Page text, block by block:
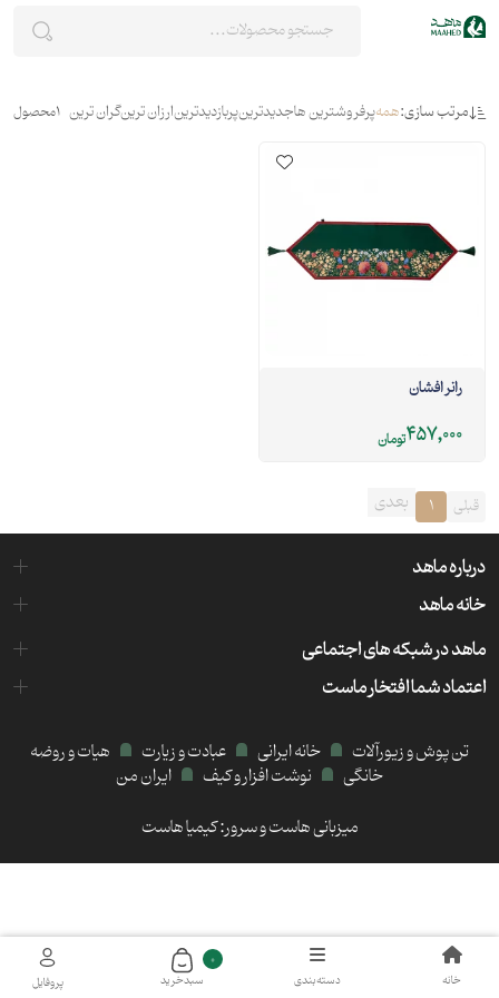
مرتب سازی:همهپرفروشترین هاجدیدترینپربازدیدترینارزان ترینگران ترین 1محصول
رانر افشان
457,000تومان
قبلی 1 بعدی
درباره ماهد
خانه ماهد
ماهد در شبکه های اجتماعی
اعتماد شما افتخار ماست
تن پوش و زیورآلات خانه ایرانی عبادت و زیارت
هیات و روضه
خانگی
نوشت افزار و کیف
ایران من
میزبانی هاست و سرور:کیمیا هاست
خانه دسته‌بندی
0
سبد‌خرید پروفایل